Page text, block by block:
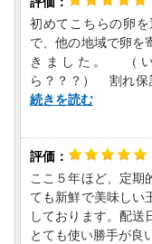
以下のような返礼品
可能な場合がござい
・缶詰、レトルト
・工芸品、雑貨、日
再送をご希望の場合
ただくこととなりま
再送をご希望の際
絡のうえ、再送の対
ください。
初めてこちらの卵
で、他の地域で卵を
きました。 （
ら？？？） 割れ保
続きを読む
ここ５年ほど、定期
ても新鮮で美味しい
しております。配送
とても使い勝手が良